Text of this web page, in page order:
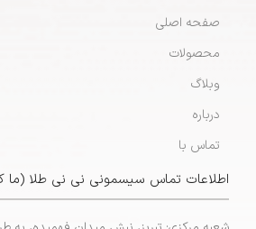
صفحه اصلی
محصولات
وبلاگ
درباره
تماس با
اطلاعات تماس سیسمونی نی نی طلا (ما